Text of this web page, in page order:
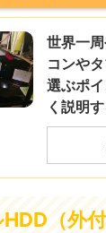
世界一
コンや
選ぶポ
く説明
（外